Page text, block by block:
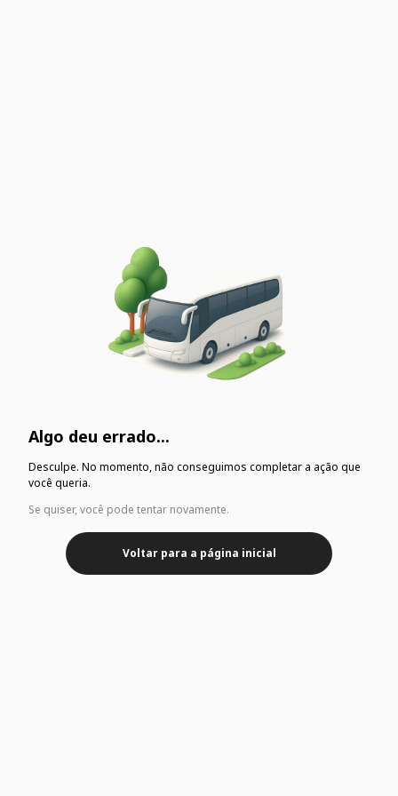
Algo deu errado...
Desculpe. No momento, não conseguimos completar a ação que
você queria.
Se quiser, você pode tentar novamente.
Voltar para a página inicial